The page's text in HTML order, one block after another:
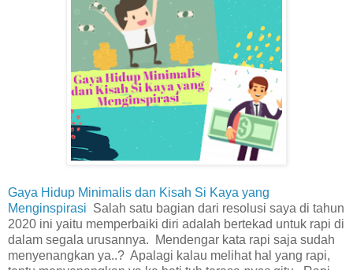
Gaya Hidup Minimalis dan Kisah Si Kaya yang
Menginspirasi Salah satu bagian dari resolusi saya di tahun
2020 ini yaitu memperbaiki diri adalah bertekad untuk rapi di
dalam segala urusannya. Mendengar kata rapi saja sudah
menyenangkan ya..? Apalagi kalau melihat hal yang rapi,